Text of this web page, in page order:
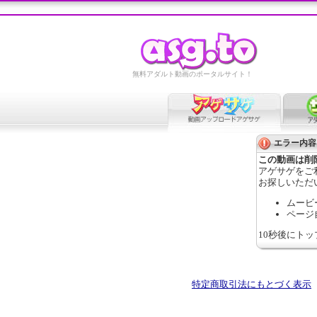
無料アダルト動画のポータルサイト！
エラー内容
この動画は削
アゲサゲをご
お探しいただ
ムービ
ページ
10秒後にト
特定商取引法にもとづく表示